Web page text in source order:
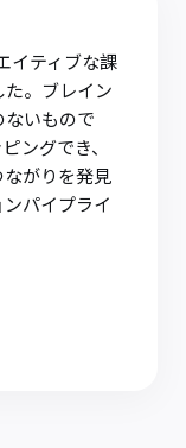
イティブな課
。ブレイン
いもので
ングでき、
がりを発見
パイプライ